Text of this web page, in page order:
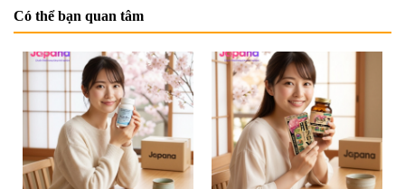
Có thể bạn quan tâm